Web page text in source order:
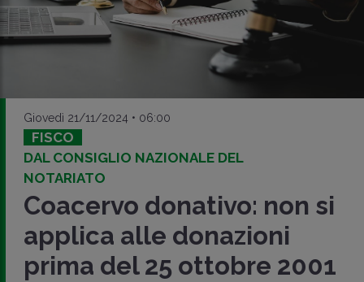
Giovedì 21/11/2024 • 06:00
FISCO
DAL CONSIGLIO NAZIONALE DEL
NOTARIATO
Coacervo donativo: non si
applica alle donazioni
prima del 25 ottobre 2001